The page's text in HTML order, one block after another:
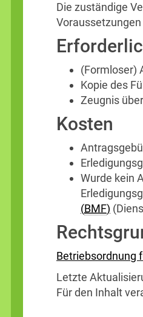
Die zuständige
(Formloser)
Kopie des
Zeugnis
Kosten
Wurde kein
(BMF)
Betriebsordnung
Letzte
Für den Inhalt